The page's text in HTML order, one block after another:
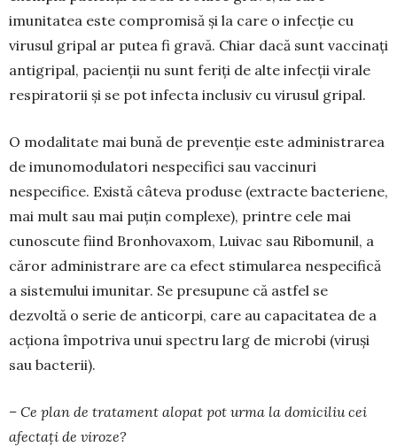
imunitatea este com­promisă și la care o infecție cu
virusul gripal ar putea fi gravă. Chiar dacă sunt vaccinați
anti­gripal, pacienții nu sunt feriți de alte infecții virale
respiratorii și se pot infecta inclusiv cu viru­sul gripal.
O modalitate mai bună de prevenție este ad­ministrarea
de imunomodulatori nespecifici sau vaccinuri
nespecifice. Există câteva produse (ex­tracte bacteriene,
mai mult sau mai puțin com­plexe), printre cele mai
cunoscute fiind Bronho­vaxom, Luivac sau Ribomunil, a
căror adminis­trare are ca efect stimularea nespecifică
a siste­mului imunitar. Se presupune că astfel se
dezvoltă o serie de anticorpi, care au capacitatea de a
ac­ționa împotriva unui spectru larg de microbi (vi­ruși
sau bacterii).
– Ce plan de tratament alopat pot urma la domiciliu cei
afectați de viroze?